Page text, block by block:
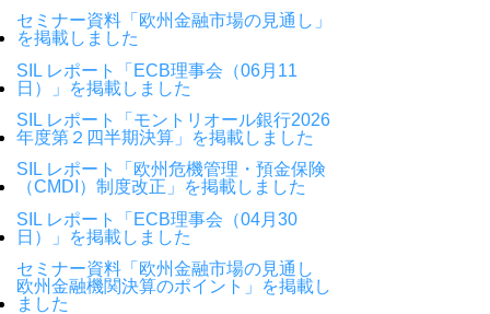
セミナー資料「欧州金融市場の見通し」
を掲載しました
SIL レポート「ECB理事会（06月11
日）」を掲載しました
SIL レポート「モントリオール銀行2026
年度第２四半期決算」を掲載しました
SIL レポート「欧州危機管理・預金保険
（CMDI）制度改正」を掲載しました
SIL レポート「ECB理事会（04月30
日）」を掲載しました
セミナー資料「欧州金融市場の見通し
欧州金融機関決算のポイント」を掲載し
ました